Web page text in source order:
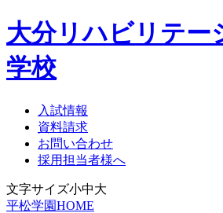
大分リハビリテー
学校
入試情報
資料請求
お問い合わせ
採用担当者様へ
文字サイズ小中大
平松学園HOME